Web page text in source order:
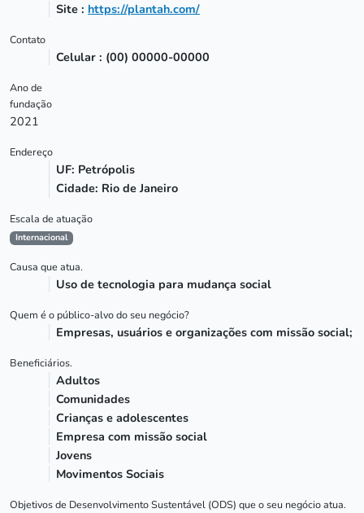
Site : https://plantah.com/
Contato
Celular : (00) 00000-00000
Ano de
fundação
2021
Endereço
UF: Petrópolis
Cidade: Rio de Janeiro
Escala de atuação
Internacional
Causa que atua.
Uso de tecnologia para mudança social
Quem é o público-alvo do seu negócio?
Empresas, usuários e organizações com missão social;
Beneficiários.
Adultos
Comunidades
Crianças e adolescentes
Empresa com missão social
Jovens
Movimentos Sociais
Objetivos de Desenvolvimento Sustentável (ODS) que o seu negócio atua.